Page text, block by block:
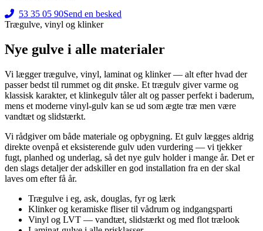
53 35 05 90Send en besked
Trægulve, vinyl og klinker
Nye gulve i alle materialer
Vi lægger trægulve, vinyl, laminat og klinker — alt efter hvad der
passer bedst til rummet og dit ønske. Et trægulv giver varme og
klassisk karakter, et klinkegulv tåler alt og passer perfekt i baderum,
mens et moderne vinyl-gulv kan se ud som ægte træ men være
vandtæt og slidstærkt.
Vi rådgiver om både materiale og opbygning. Et gulv lægges aldrig
direkte ovenpå et eksisterende gulv uden vurdering — vi tjekker
fugt, planhed og underlag, så det nye gulv holder i mange år. Det er
den slags detaljer der adskiller en god installation fra en der skal
laves om efter få år.
Trægulve i eg, ask, douglas, fyr og lærk
Klinker og keramiske fliser til vådrum og indgangsparti
Vinyl og LVT — vandtæt, slidstærkt og med flot trælook